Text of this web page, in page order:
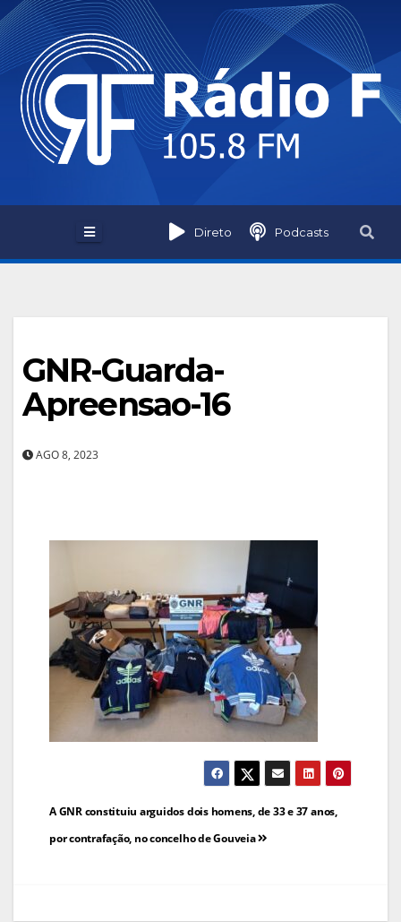
Skip
to
content
Direto Podcasts
GNR-Guarda-
Apreensao-16
AGO 8, 2023
Navegação
de
A GNR constituiu arguidos dois homens, de 33 e 37 anos,
por contrafação, no concelho de Gouveia